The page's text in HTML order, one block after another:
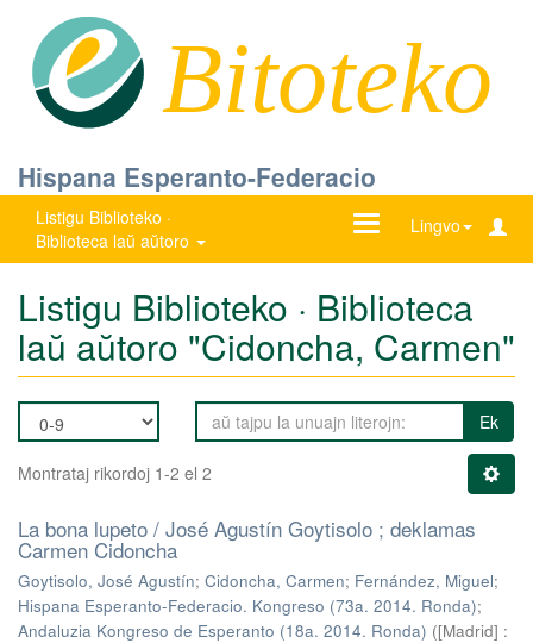
Bitoteko
Hispana Esperanto-Federacio
Listigu Biblioteko ·
Biblioteca laŭ aŭtoro
Lingvo
Ŝanĝu
Listigu Biblioteko · Biblioteca
laŭ aŭtoro "Cidoncha, Carmen"
Ek
Montrataj rikordoj 1-2 el 2
La bona lupeto / José Agustín Goytisolo ; deklamas
Carmen Cidoncha
Goytisolo, José Agustín; Cidoncha, Carmen; Fernández, Miguel;
Hispana Esperanto-Federacio. Kongreso (73a. 2014. Ronda);
Andaluzia Kongreso de Esperanto (18a. 2014. Ronda) ([Madrid] :